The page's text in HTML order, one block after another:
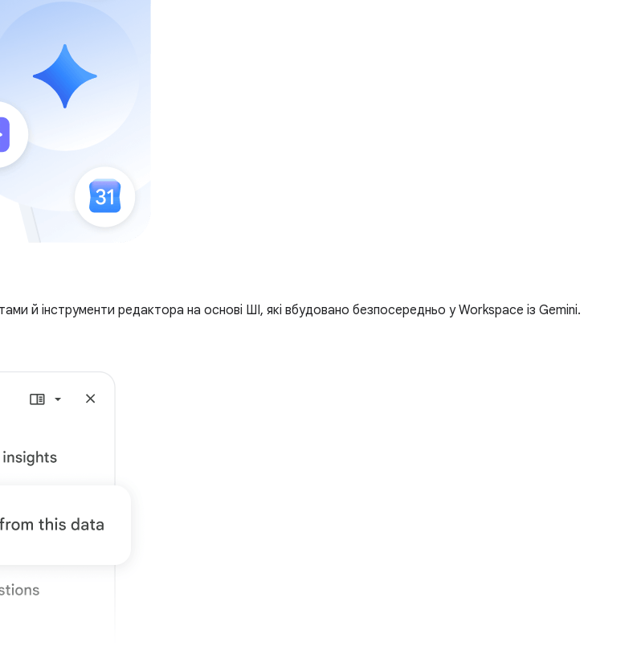
й інструменти редактора на основі ШІ, які вбудовано безпосередньо у Workspace із Gemini.